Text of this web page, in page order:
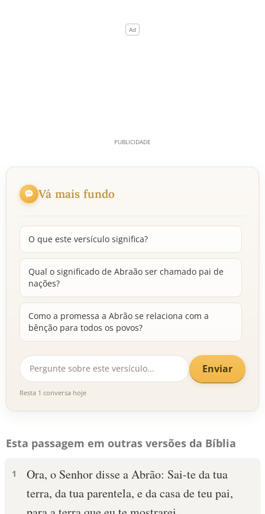
Vá mais fundo
O que este versículo significa?
Qual o significado de Abraão ser chamado pai de
nações?
Como a promessa a Abrão se relaciona com a
bênção para todos os povos?
Enviar
Resta 1 conversa hoje
Esta passagem em outras versões da Bíblia
1
Ora, o Senhor disse a Abrão: Sai-te da tua
terra, da tua parentela, e da casa de teu pai,